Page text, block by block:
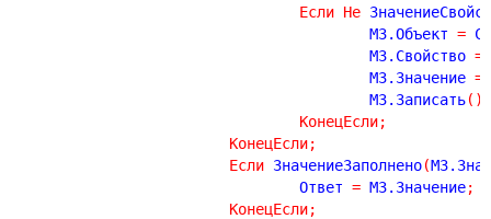
Если Не
					МЗ.Объект
=
					МЗ.Свойство
=
					МЗ.Значение
=
					МЗ.Записать
( )
КонецЕсли;
КонецЕсли;
Если ЗначениеЗаполнено(
				Ответ
= МЗ.Значение;
КонецЕсли;